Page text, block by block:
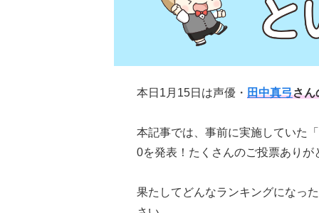
本日1月15日は声優・ 田中真弓さん
本記事では、事前に実施していた「
0を発表！たくさんのご投票ありが
果たしてどんなランキングになっ